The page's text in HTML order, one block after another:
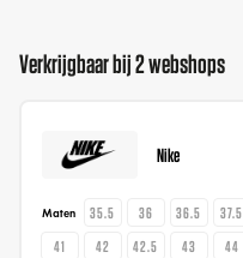
Verkrijgbaar bij 2 webshops
Nike
Maten 35.5 36 36.5 37.5
41
42 42.5 43 44